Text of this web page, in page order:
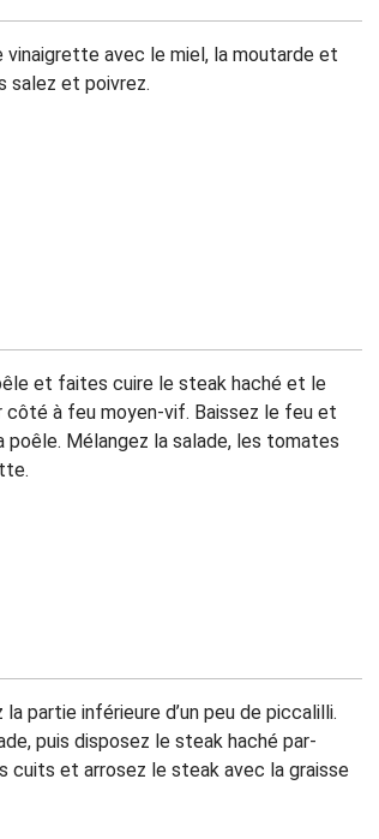
vinaigrette avec le miel, la moutarde et
salez et poivrez.
et faites cuire le steak haché et le
côté à feu moyen-vif. Baissez le feu et
poêle. Mélangez la salade, les tomates
partie inférieure d’un peu de piccalilli.
puis disposez le steak haché par-
cuits et arrosez le steak avec la graisse